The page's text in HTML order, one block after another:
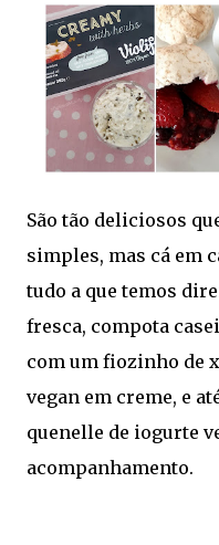
São tão deliciosos
simples, mas cá em
tudo a que temos
fresca, compota
com um fiozinho de
vegan em creme, e
quenelle de iogurte
acompanhamento.